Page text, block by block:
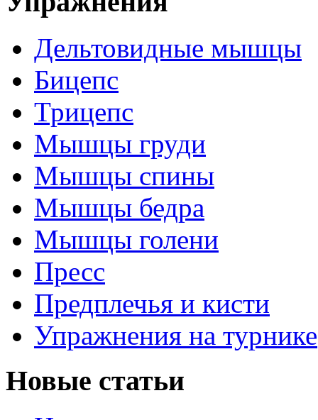
Дельтовидные мышцы
Бицепс
Трицепс
Мышцы груди
Мышцы спины
Мышцы бедра
Мышцы голени
Пресс
Предплечья и кисти
Упражнения на турнике
Новые статьи